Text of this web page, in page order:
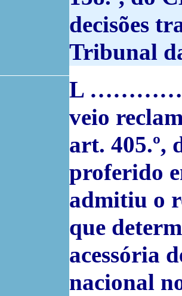
decisões
Tribunal
L …………,
veio
art. 405.º,
proferido
admitiu o
que
acessória
nacional